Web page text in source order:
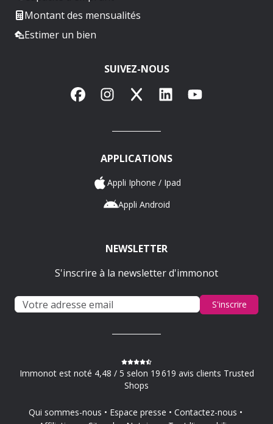
Montant des mensualités
Estimer un bien
SUIVEZ-NOUS
FacebookInstagram
X LinkedInYouTube
APPLICATIONS
Appli Iphone / Ipad
Appli Android
NEWSLETTER
S'inscrire à la newsletter d'immonot
S'inscrire
Immonot est noté 4,48 / 5 selon 19 619 avis clients Trusted
Shops
Qui sommes-nous Espace presse
Contactez-nous